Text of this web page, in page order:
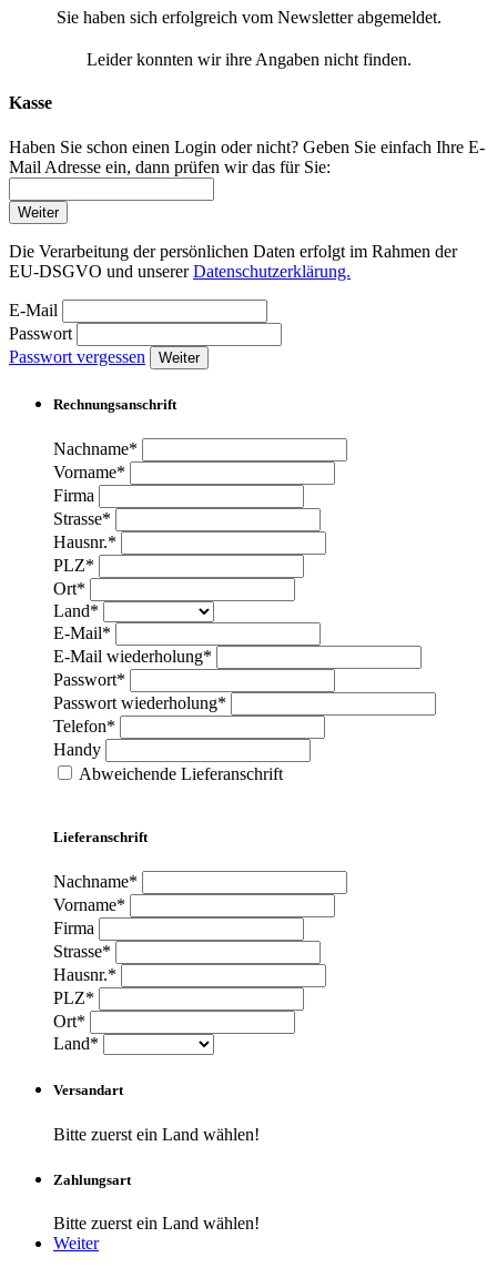
Sie haben sich erfolgreich vom Newsletter abgemeldet.
Leider konnten wir ihre Angaben nicht finden.
Kasse
Haben Sie schon einen Login oder nicht? Geben Sie einfach Ihre E-
Mail Adresse ein, dann prüfen wir das für Sie:
Weiter
Die Verarbeitung der persönlichen Daten erfolgt im Rahmen der
EU-DSGVO und unsererDatenschutzerklärung.
E-Mail
Passwort
Passwort vergessen
Weiter
Rechnungsanschrift
Nachname*
Vorname*
Firma
Strasse*
Hausnr.*
PLZ*
Ort*
Land*
E-Mail*
E-Mail wiederholung*
Passwort*
Passwort wiederholung*
Telefon*
Handy
Abweichende Lieferanschrift
Lieferanschrift
Nachname*
Vorname*
Firma
Strasse*
Hausnr.*
PLZ*
Ort*
Land*
Versandart
Bitte zuerst ein Land wählen!
Zahlungsart
Bitte zuerst ein Land wählen!
Weiter